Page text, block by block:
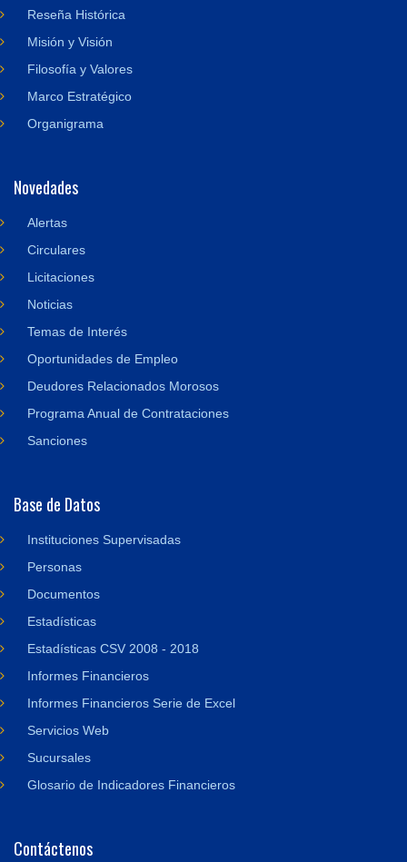
Reseña Histórica
Misión y Visión
Filosofía y Valores
Marco Estratégico
Organigrama
Novedades
Alertas
Circulares
Licitaciones
Noticias
Temas de Interés
Oportunidades de Empleo
Deudores Relacionados Morosos
Programa Anual de Contrataciones
Sanciones
Base de Datos
Instituciones Supervisadas
Personas
Documentos
Estadísticas
Estadísticas CSV 2008 - 2018
Informes Financieros
Informes Financieros Serie de Excel
Servicios Web
Sucursales
Glosario de Indicadores Financieros
Contáctenos